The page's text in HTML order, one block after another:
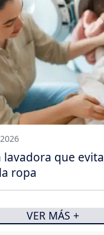
lavadora que
ropa
VER MÁS +